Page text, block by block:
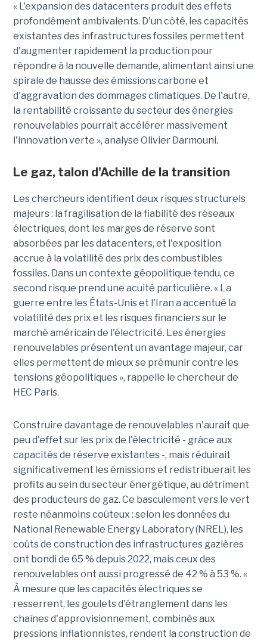
« L'expansion des datacenters produit des effets
profondément ambivalents. D'un côté, les capacités
existantes des infrastructures fossiles permettent
d'augmenter rapidement la production pour
répondre à la nouvelle demande, alimentant ainsi une
spirale de hausse des émissions carbone et
d'aggravation des dommages climatiques. De l'autre,
la rentabilité croissante du secteur des énergies
renouvelables pourrait accélérer massivement
l'innovation verte », analyse Olivier Darmouni.
Le gaz, talon d'Achille de la transition
Les chercheurs identifient deux risques structurels
majeurs : la fragilisation de la fiabilité des réseaux
électriques, dont les marges de réserve sont
absorbées par les datacenters, et l'exposition
accrue à la volatilité des prix des combustibles
fossiles. Dans un contexte géopolitique tendu, ce
second risque prend une acuité particulière. « La
guerre entre les États-Unis et l'Iran a accentué la
volatilité des prix et les risques financiers sur le
marché américain de l'électricité. Les énergies
renouvelables présentent un avantage majeur, car
elles permettent de mieux se prémunir contre les
tensions géopolitiques », rappelle le chercheur de
HEC Paris.
Construire davantage de renouvelables n'aurait que
peu d'effet sur les prix de l'électricité - grâce aux
capacités de réserve existantes -, mais réduirait
significativement les émissions et redistribuerait les
profits au sein du secteur énergétique, au détriment
des producteurs de gaz. Ce basculement vers le vert
reste néanmoins coûteux : selon les données du
National Renewable Energy Laboratory (NREL), les
coûts de construction des infrastructures gazières
ont bondi de 65 % depuis 2022, mais ceux des
renouvelables ont aussi progressé de 42 % à 53 %. «
À mesure que les capacités électriques se
resserrent, les goulets d'étranglement dans les
chaînes d'approvisionnement, combinés aux
pressions inflationnistes, rendent la construction de